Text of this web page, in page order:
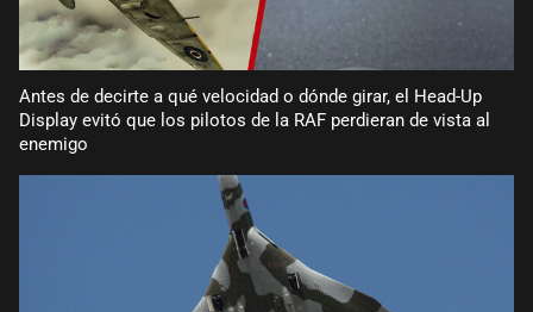
Antes de decirte a qué velocidad o dónde girar, el Head-Up
Display evitó que los pilotos de la RAF perdieran de vista al
enemigo